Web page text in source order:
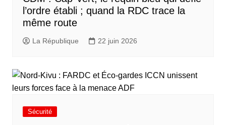
l’ordre établi ; quand la RDC trace la
même route
La République 22 juin 2026
Sécurité